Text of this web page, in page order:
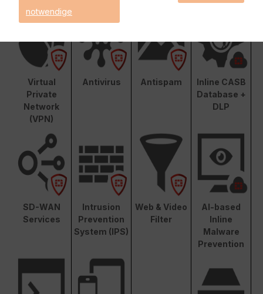
Virtual
Private
Network
(VPN)
Antivirus Antispam
Inline CASB
Database +
DLP
SD-WAN
Services
Intrusion
Prevention
System (IPS)
Web & Video
Filter
AI-based
Inline
Malware
Prevention
notwendige